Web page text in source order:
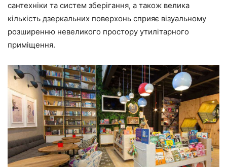
сантехніки та систем зберігання, а також велика
кількість дзеркальних поверхонь сприяє візуальному
розширенню невеликого простору утилітарного
приміщення.